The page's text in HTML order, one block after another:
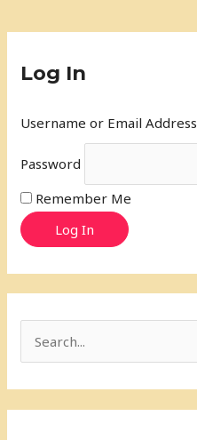
Log In
Username or Email Address
Password
Remember Me
Log In